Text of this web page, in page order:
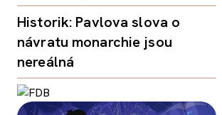
Historik: Pavlova slova o
návratu monarchie jsou
nereálná